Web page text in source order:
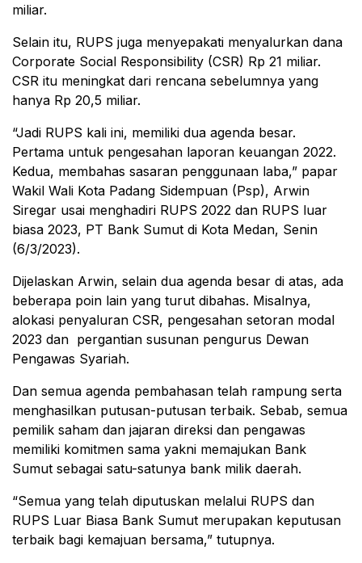
miliar.
Selain itu, RUPS juga menyepakati menyalurkan dana
Corporate Social Responsibility (CSR) Rp 21 miliar.
CSR itu meningkat dari rencana sebelumnya yang
hanya Rp 20,5 miliar.
“Jadi RUPS kali ini, memiliki dua agenda besar.
Pertama untuk pengesahan laporan keuangan 2022.
Kedua, membahas sasaran penggunaan laba,” papar
Wakil Wali Kota Padang Sidempuan (Psp), Arwin
Siregar usai menghadiri RUPS 2022 dan RUPS luar
biasa 2023, PT Bank Sumut di Kota Medan, Senin
(6/3/2023).
Dijelaskan Arwin, selain dua agenda besar di atas, ada
beberapa poin lain yang turut dibahas. Misalnya,
alokasi penyaluran CSR, pengesahan setoran modal
2023 dan pergantian susunan pengurus Dewan
Pengawas Syariah.
Dan semua agenda pembahasan telah rampung serta
menghasilkan putusan-putusan terbaik. Sebab, semua
pemilik saham dan jajaran direksi dan pengawas
memiliki komitmen sama yakni memajukan Bank
Sumut sebagai satu-satunya bank milik daerah.
“Semua yang telah diputuskan melalui RUPS dan
RUPS Luar Biasa Bank Sumut merupakan keputusan
terbaik bagi kemajuan bersama,” tutupnya.